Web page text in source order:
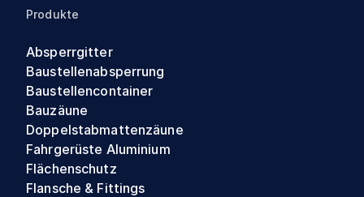
Produkte
Absperrgitter
Baustellenabsperrung
Baustellencontainer
Bauzäune
Doppelstabmattenzäune
Fahrgerüste Aluminium
Flächenschutz
Flansche & Fittings